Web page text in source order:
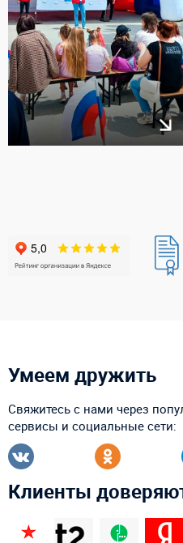
Умеем дружить
Свяжитесь с нами через
сервисы и социальные сети:
Клиенты